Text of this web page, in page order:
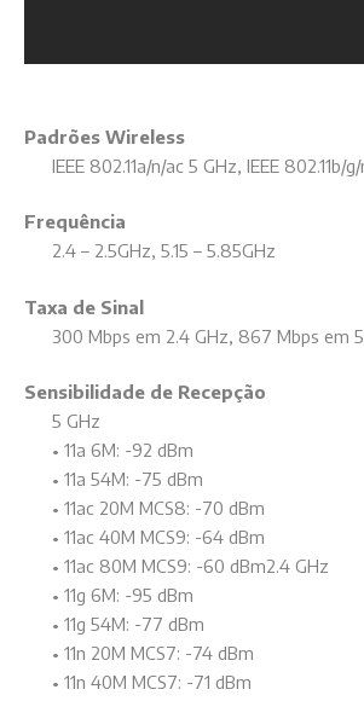
Padrões Wireless
IEEE 802.11a/n/ac 5 GHz, IEEE 802.11b/
Frequência
2.4 – 2.5GHz, 5.15 – 5.85GHz
Taxa de Sinal
300 Mbps em 2.4 GHz, 867 Mbps em
Sensibilidade de Recepção
5 GHz
• 11a 6M: -92 dBm
• 11a 54M: -75 dBm
• 11ac 20M MCS8: -70 dBm
• 11ac 40M MCS9: -64 dBm
• 11ac 80M MCS9: -60 dBm2.4 GHz
• 11g 6M: -95 dBm
• 11g 54M: -77 dBm
• 11n 20M MCS7: -74 dBm
• 11n 40M MCS7: -71 dBm